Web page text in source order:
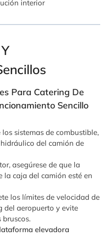
interior
Para Catering De
Sencillo
sistemas de combustible,
del camión de
asegúrese de que la
la caja del camión esté en
los límites de velocidad de
del aeropuerto y evite
bruscos.
elevadora